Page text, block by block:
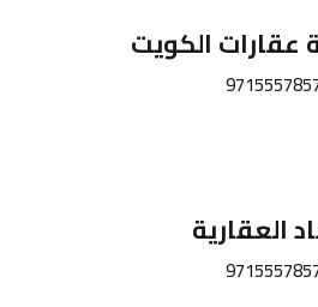
عقارات الكويت
العقارية